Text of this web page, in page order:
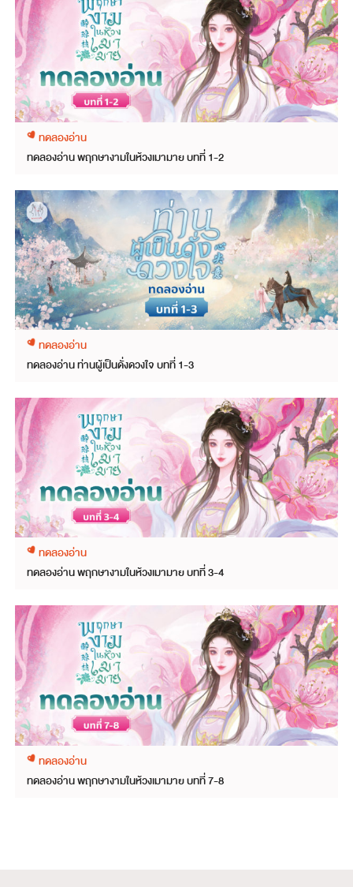
ทดลองอ่าน
ทดลองอ่าน พฤกษางามในห้วงเมามาย บทที่ 1-2
ทดลองอ่าน
ทดลองอ่าน ท่านผู้เป็นดั่งดวงใจ บทที่ 1-3
ทดลองอ่าน
ทดลองอ่าน พฤกษางามในห้วงเมามาย บทที่ 3-4
ทดลองอ่าน
ทดลองอ่าน พฤกษางามในห้วงเมามาย บทที่ 7-8